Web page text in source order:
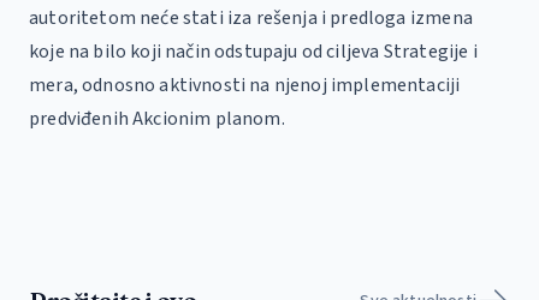
autoritetom neće stati iza rešenja i predloga izmena
koje na bilo koji način odstupaju od ciljeva Strategije i
mera, odnosno aktivnosti na njenoj implementaciji
predviđenih Akcionim planom.